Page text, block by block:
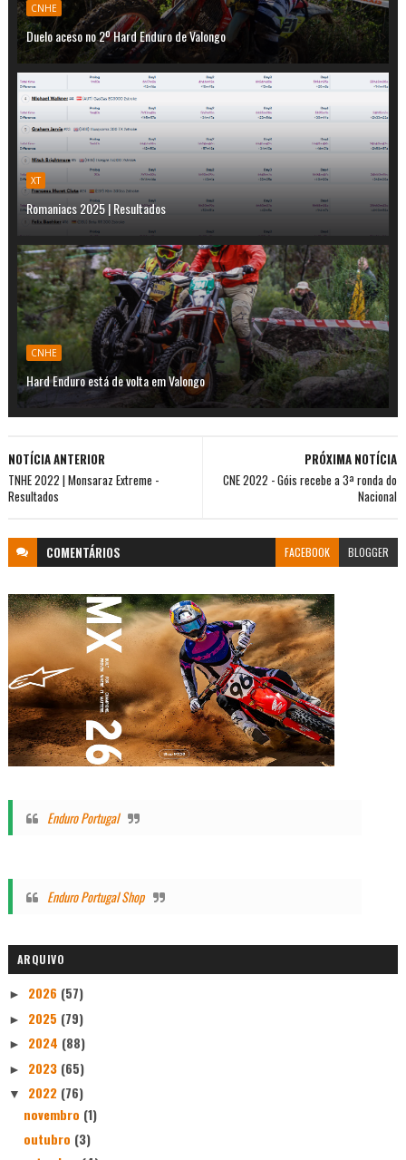
CNHE
Duelo aceso no 2º Hard Enduro de Valongo
XT
Romaniacs 2025 | Resultados
CNHE
Hard Enduro está de volta em Valongo
PRÓXIMA NOTÍCIA
CNE 2022 - Góis recebe a 3ª ronda do
Nacional
NOTÍCIA ANTERIOR
TNHE 2022 | Monsaraz Extreme -
Resultados
COMENTÁRIOS FACEBOOK BLOGGER
Enduro Portugal
Enduro Portugal Shop
ARQUIVO
► 2026 (57)
► 2025 (79)
► 2024 (88)
► 2023 (65)
▼ 2022 (76)
novembro (1)
outubro (3)